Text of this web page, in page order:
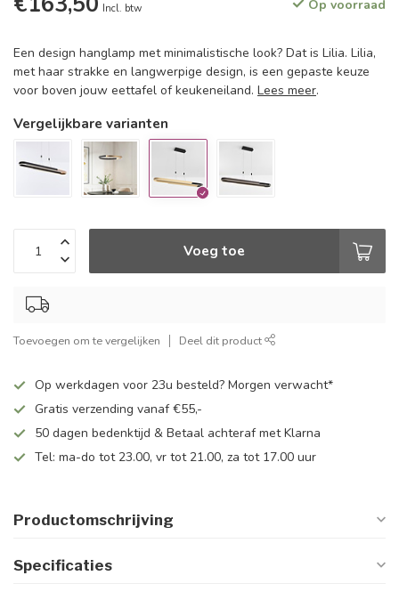
Incl. btw Op voorraad
Een design hanglamp met minimalistische look? Dat is Lilia. Lilia,
met haar strakke en langwerpige design, is een gepaste keuze
voor boven jouw eettafel of keukeneiland. Lees meer.
Vergelijkbare varianten
Voeg toe
Toevoegen om te vergelijken Deel dit product
Op werkdagen voor 23u besteld? Morgen verwacht*
Gratis verzending vanaf €55,-
50 dagen bedenktijd & Betaal achteraf met Klarna
Tel: ma-do tot 23.00, vr tot 21.00, za tot 17.00 uur
Productomschrijving
Specificaties